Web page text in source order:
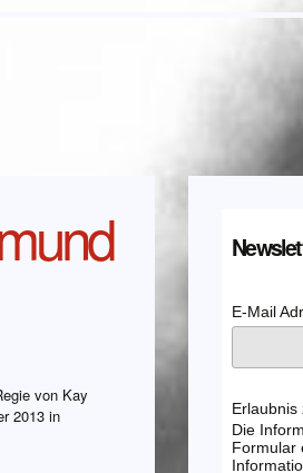
von Kay
2013 in
E-Mail
Erlaubnis
Die
Formular